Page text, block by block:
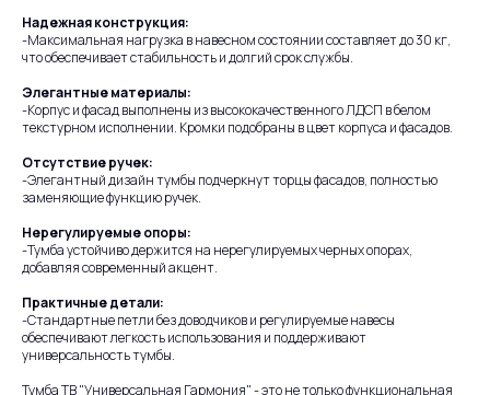
Надежная конструкция:
-Максимальная нагрузка в навесном состоянии составляет до 30 кг,
что обеспечивает стабильность и долгий срок службы.
Элегантные материалы:
-Корпус и фасад выполнены из высококачественного ЛДСП в белом
текстурном исполнении. Кромки подобраны в цвет корпуса и фасадов.
Отсутствие ручек:
-Элегантный дизайн тумбы подчеркнут торцы фасадов, полностью
заменяющие функцию ручек.
Нерегулируемые опоры:
-Тумба устойчиво держится на нерегулируемых черных опорах,
добавляя современный акцент.
Практичные детали:
-Стандартные петли без доводчиков и регулируемые навесы
обеспечивают легкость использования и поддерживают
универсальность тумбы.
Тумба ТВ "Универсальная Гармония" - это не только функциональная